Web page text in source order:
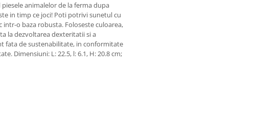
animalelor de la ferma dupa
in timp ce joci! Poti potrivi sunetul cu
intr-o baza robusta. Foloseste culoarea,
la dezvoltarea dexteritatii si a
fata de sustenabilitate, in conformitate
Dimensiuni: L: 22.5, l: 6.1, H: 20.8 cm;